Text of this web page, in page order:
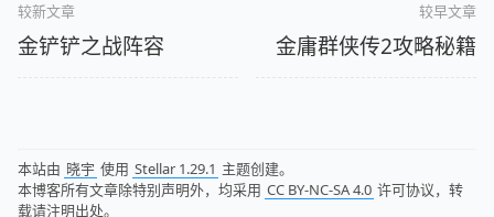
较新文章
金铲铲之战阵容
较早文章
金庸群侠传2攻略秘籍
本站由 晓宇 使用 Stellar 1.29.1 主题创建。
本博客所有文章除特别声明外，均采用 CC BY-NC-SA 4.0 许可协议，转
载请注明出处。